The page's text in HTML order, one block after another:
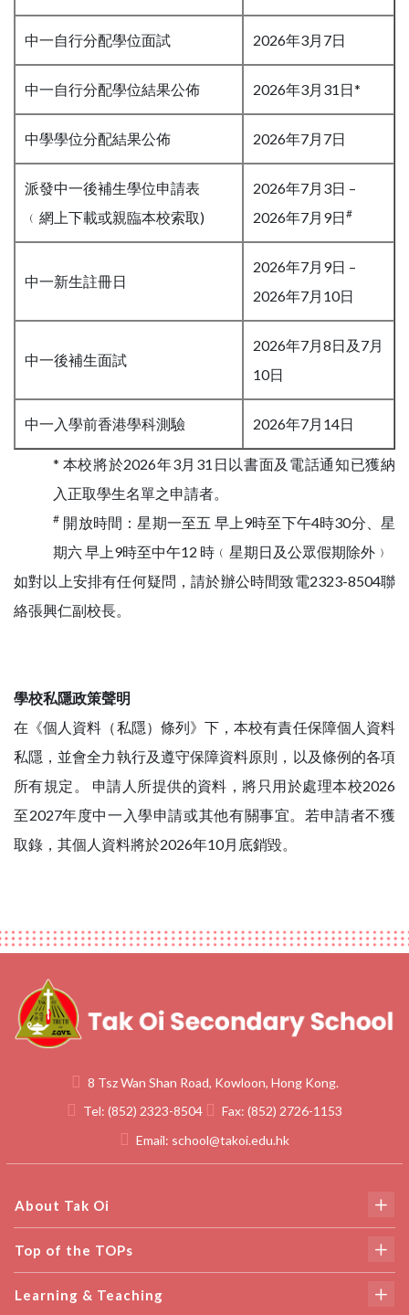
中一自行分配學位面試 2026年3月7日
中一自行分配學位結果公佈 2026年3月31日*
中學學位分配結果公佈 2026年7月7日
派發中一後補生學位申請表
﹙網上下載或親臨本校索取)
2026年7月3日 –
2026年7月9日#
中一新生註冊日
2026年7月9日 –
2026年7月10日
中一後補生面試
2026年7月8日及7月
10日
中一入學前香港學科測驗 2026年7月14日
* 本校將於2026年3月31日以書面及電話通知已獲納
入正取學生名單之申請者。
# 開放時間：星期一至五 早上9時至下午4時30分、星
期六 早上9時至中午12 時﹙星期日及公眾假期除外﹚
如對以上安排有任何疑問，請於辦公時間致電2323-8504聯
絡張興仁副校長。
學校私隱政策聲明
在《個人資料（私隱）條列》下，本校有責任保障個人資料
私隱，並會全力執行及遵守保障資料原則，以及條例的各項
所有規定。 申請人所提供的資料，將只用於處理本校2026
至2027年度中一入學申請或其他有關事宜。若申請者不獲
取錄，其個人資料將於2026年10月底銷毀。
8 Tsz Wan Shan Road, Kowloon, Hong Kong.
Tel: (852) 2323-8504 Fax: (852) 2726-1153
Email: school@takoi.edu.hk
About Tak Oi
Top of the TOPs
Learning & Teaching